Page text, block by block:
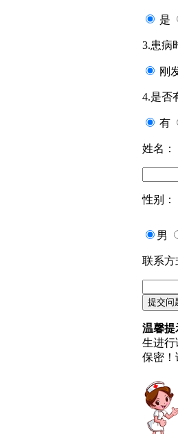
是
3.患病
刚
4.是否
有
姓名：
性别：
男
联系方
温馨提
生进行
保密！